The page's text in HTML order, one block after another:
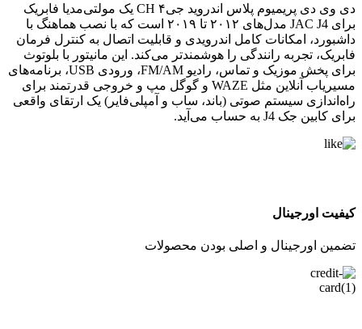
دی وی دی پریمیوم پلاس اندروید جی۴ CH یک مولتی‌مدیا فابریک
برای JAC J4 مدل‌های ۲۰۱۲ تا ۲۰۱۹ است که با نصب هماهنگ با
داشبورد، امکانات کامل اندرویدی و قابلیت اتصال به کنترل فرمان
فابریک، تجربه رانندگی را هوشمندتر می‌کند. این مانیتور با بلوتوث
برای پخش موزیک و تماس، رادیو FM/AM، ورودی USB، برنامه‌های
مسیریاب آنلاین مثل WAZE و گوگل مپ و خروجی قدرتمند برای
راه‌اندازی سیستم صوتی (باند، ساب و آمپلی‌فایر) یک ارتقای واقعی
برای کابین جک J4 به حساب می‌آید.
کیفیت اورجینال
تضمین اورجینال و اصلی بودن محصولات